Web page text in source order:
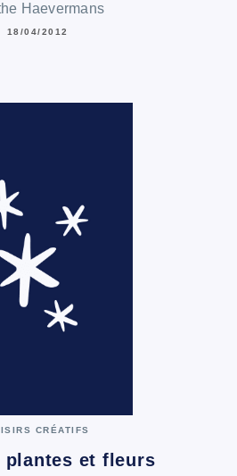
Haevermans
18/04/2012
CRÉATIFS
plantes et fleurs